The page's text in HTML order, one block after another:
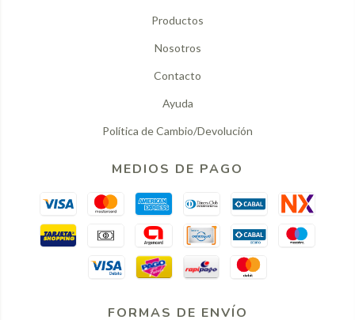
Productos
Nosotros
Contacto
Ayuda
Política de Cambio/Devolución
MEDIOS DE PAGO
FORMAS DE ENVÍO